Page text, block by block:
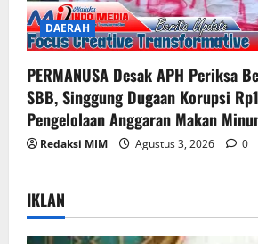
DAERAH
PERMANUSA Desak APH Periksa
SBB, Singgung Dugaan Korupsi
Pengelolaan Anggaran Makan
Redaksi MIM Agustus 3, 2026 0
IKLAN